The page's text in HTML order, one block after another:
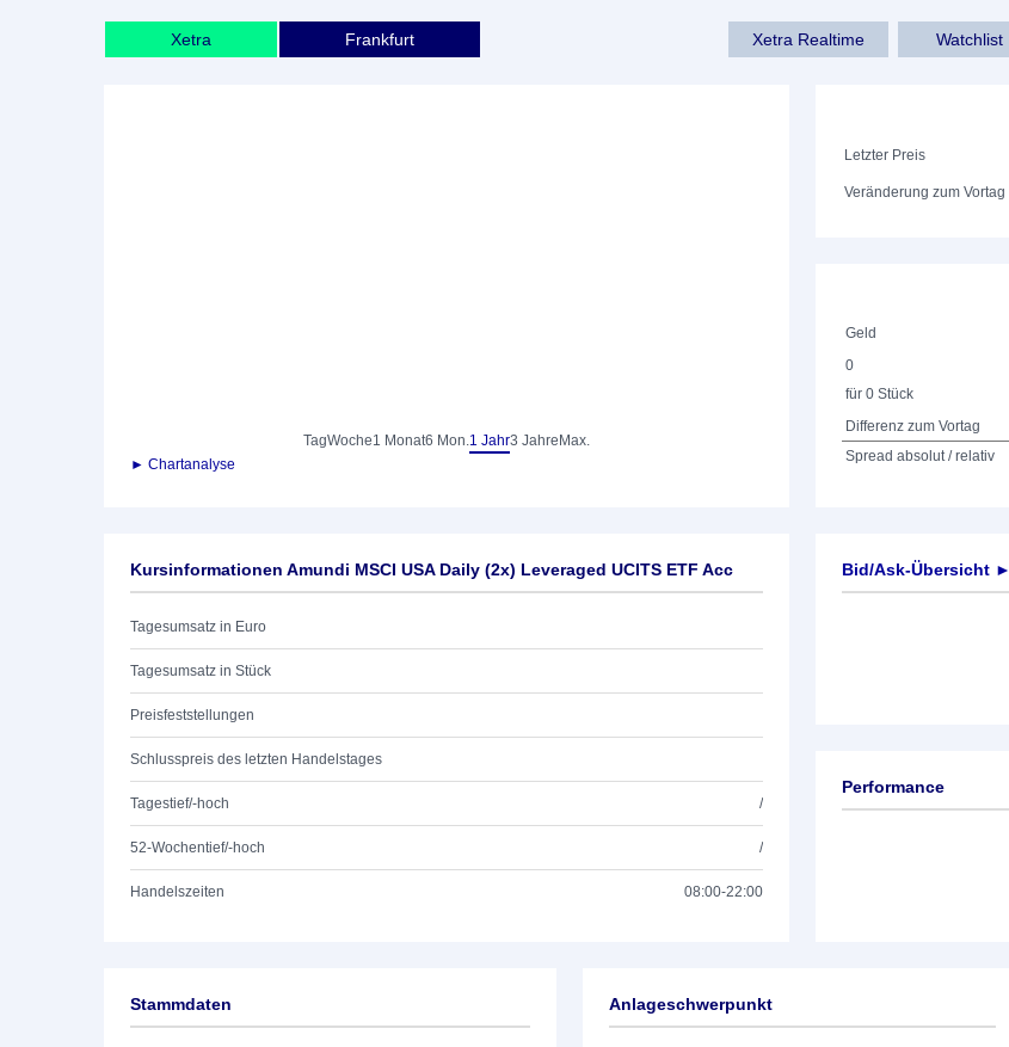
Xetra Frankfurt Xetra Realtime Watchlist
TagWoche1 Monat6 Mon.1 Jahr3 Jahre Max.
► Chartanalyse
Letzter Preis
Veränderung zum Vortag
Geld
0
für 0 Stück
Differenz zum Vortag
Spread absolut / relativ
Kursinformationen Amundi MSCI USA Daily (2x) Leveraged UCITS ETF Acc
Tagesumsatz in Euro
Tagesumsatz in Stück
Preisfeststellungen
Schlusspreis des letzten Handelstages
Tagestief/-hoch /
52-Wochentief/-hoch /
Handelszeiten 08:00-22:00
Bid/Ask-Übersicht ►
Performance
Stammdaten Anlageschwerpunkt